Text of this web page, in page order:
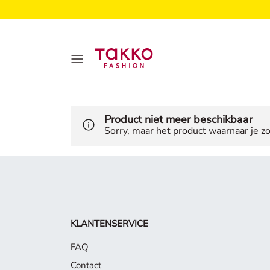
Product niet meer beschikbaar
Sorry, maar het product waarnaar je
KLANTENSERVICE
FAQ
Contact